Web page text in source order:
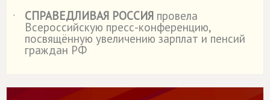
˙
СПРАВЕДЛИВАЯ РОССИЯ провела
Всероссийскую пресс-конференцию,
посвящённую увеличению зарплат и пенсий
граждан РФ